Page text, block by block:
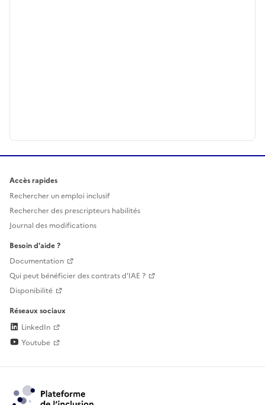
Accès rapides
Rechercher un emploi inclusif
Rechercher des prescripteurs habilités
Journal des modifications
Besoin d'aide ?
Documentation
Qui peut bénéficier des contrats d'IAE ?
Disponibilité
Réseaux sociaux
LinkedIn
Youtube